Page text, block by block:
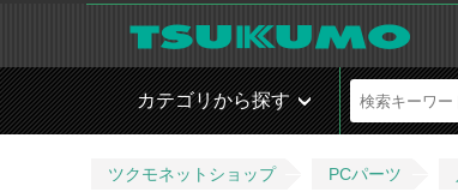
カテゴリから探す
ツクモネットショップ PCパーツ